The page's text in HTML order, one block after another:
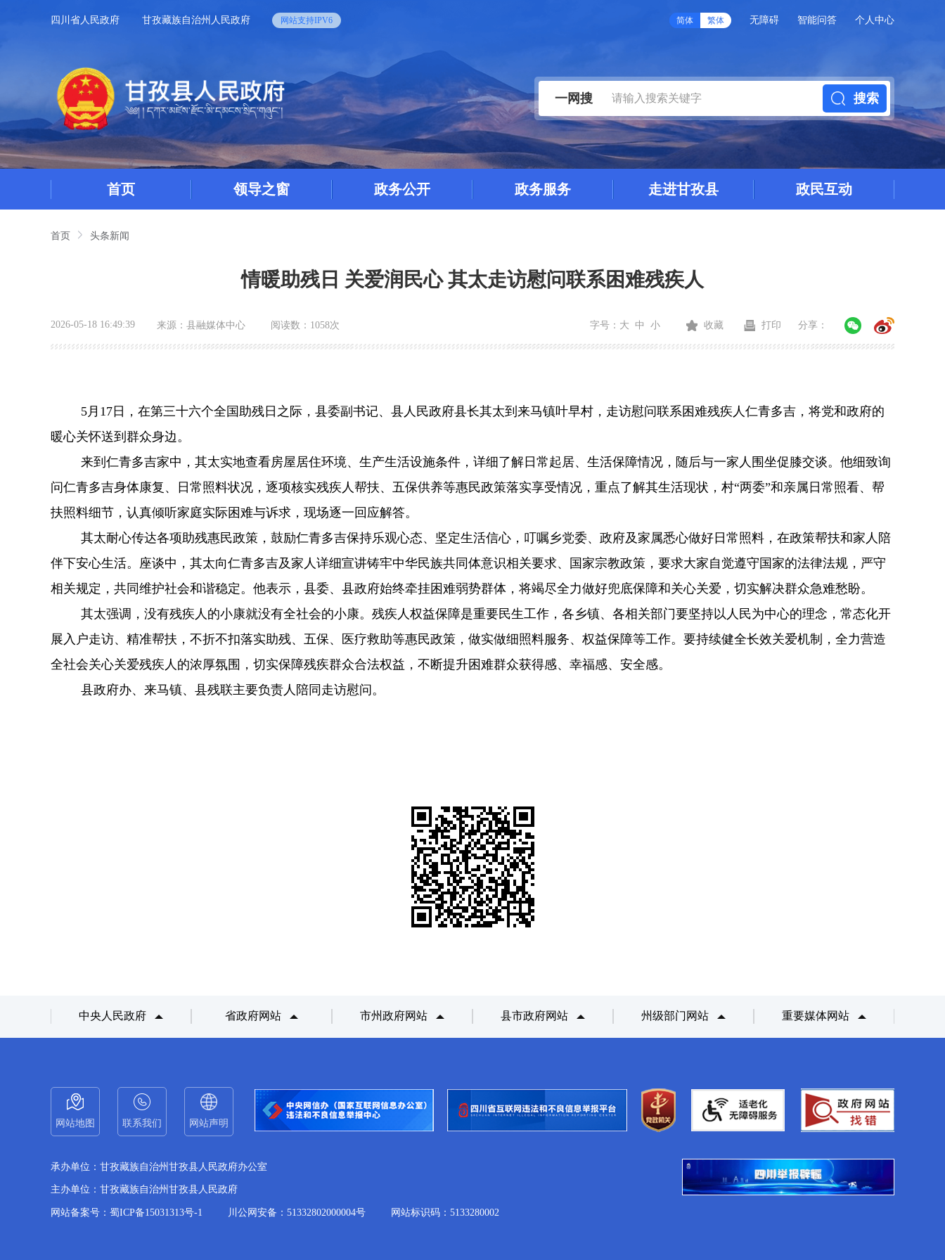
四川省人民政府 甘孜藏族自治州人民政府 网站支持IPV6 简体 繁体 无障碍 智能问答 个人中心
一网搜 搜索
首页 领导之窗 政务公开 政务服务 走进甘孜县 政民互动
首页 头条新闻
情暖助残日 关爱润民心 其太走访慰问联系困难残疾人
2026-05-18 16:49:39 来源： 县融媒体中心 阅读数： 1058次 字号： 大 中 小 收藏 打印 分享：
5 月 17日，在第三十六个全国助残日之际，县委副书记、县人民政府县长其太到来马镇叶早村，走访慰问联系困难残疾人仁青多吉，将党和政府的
暖心关怀送到群众身边。
来到仁青多吉家中，其太实地查看房屋居住环境、生产生活设施条件，详细了解日常起居、生活保障情况，随后与一家人围坐促膝交谈。他细致询
问仁青多吉身体康复、日常照料状况，逐项核实残疾人帮扶、五保供养等惠民政策落实享受情况，重点了解其生活现状，村“两委”和亲属日常照看、帮
扶照料细节，认真倾听家庭实际困难与诉求，现场逐一回应解答。
其太耐心传达各项助残惠民政策，鼓励仁青多吉保持乐观心态、坚定生活信心，叮嘱乡党委、政府及家属悉心做好日常照料，在政策帮扶和家人陪
伴下安心生活。座谈中，其太向仁青多吉及家人详细宣讲铸牢中华民族共同体意识相关要求、国家宗教政策，要求大家自觉遵守国家的法律法规，严守
相关规定，共同维护社会和谐稳定。他表示，县委、县政府始终牵挂困难弱势群体，将竭尽全力做好兜底保障和关心关爱，切实解决群众急难愁盼。
其太强调，没有残疾人的小康就没有全社会的小康。残疾人权益保障是重要民生工作，各乡镇、各相关部门要坚持以人民为中心的理念，常态化开
展入户走访、精准帮扶，不折不扣落实助残、五保、医疗救助等惠民政策，做实做细照料服务、权益保障等工作。要持续健全长效关爱机制，全力营造
全社会关心关爱残疾人的浓厚氛围，切实保障残疾群众合法权益，不断提升困难群众获得感、幸福感、安全感。
县政府办、来马镇、县残联主要负责人陪同走访慰问。
中央人民政府 省政府网站 市州政府网站 县市政府网站 州级部门网站 重要媒体网站
网站地图 联系我们 网站声明
承办单位：甘孜藏族自治州甘孜县人民政府办公室
主办单位：甘孜藏族自治州甘孜县人民政府
网站备案号：蜀ICP备15031313号-1 川公网安备：51332802000004号 网站标识码：5133280002